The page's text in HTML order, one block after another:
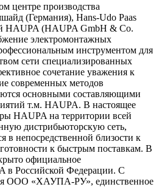
центре производства
(Германия), Hans-Udo Paas
HAUPA (HAUPA GmbH & Co.
электромонтажных
инструментом для
сети специализированных
сочетание уважения к
современных методов
основными составляющими
т.м. HAUPA. В настоящее
HAUPA на территории всей
дистрибьюторскую сеть,
в непосредственной близости к
к быстрым поставкам. В
официальное
в Российской Федерации. С
ООО «ХАУПА-РУ», единственное